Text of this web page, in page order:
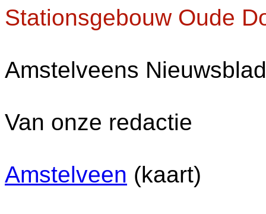
Stationsgebouw Oude
Amstelveens
Van onze redactie
Amstelveen (kaart)